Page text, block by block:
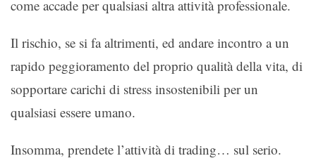
come accade per qualsiasi altra attività professionale.
Il rischio, se si fa altrimenti, ed andare incontro a un
rapido peggioramento del proprio qualità della vita, di
sopportare carichi di stress insostenibili per un
qualsiasi essere umano.
Insomma, prendete l’attività di trading… sul serio.